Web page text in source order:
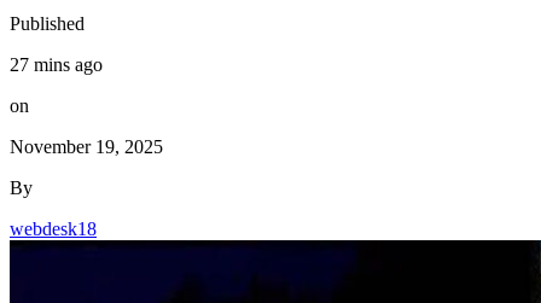
Published
27 mins ago
on
November 19, 2025
By
webdesk18